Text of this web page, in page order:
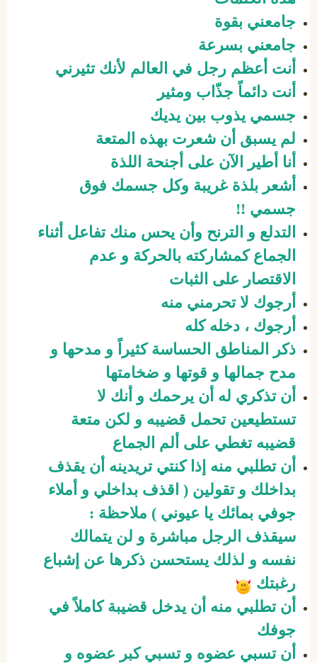
جامعني بقوة
جامعني بسرعة
أنت أعظم رجل في العالم لأنك تثيرني
أنت دائماً جذّاب ومثير
جسمي يذوب بين يديك
لم يسبق أن شعرت بهذه المتعة
أنا أطير الآن على أجنحة اللذة
أشعر بلذة غريبة وكل جسمك فوق
جسمي !!
التدلع و الترنح وأن يحس منك تفاعل أثناء
الجماع كمشاركته بالحركة و عدم
الاقتصار على الثبات
أرجوك لا تحرمني منه
أرجوك ، دخله كله
ذكر المناطق الحساسة كثيراً و مدحها و
مدح جمالها و قوتها و ضخامتها
أن تذكري له أن يرحمك و أنك لا
تستطيعين تحمل قضيبه و لكن متعة
قضيبه تغطي على ألم الجماع
أن تطلبي منه إذا كنتي تريدينه أن يقذف
بداخلك و تقولين ( اقذف بداخلي و أملاء
جوفي بمائك يا عيوني ) ملاحظة :
سيقذف الرجل مباشرة و لن يتمالك
نفسه و لذلك يستحسن ذكرها عن إشباع
رغبتك
أن تطلبي منه أن يدخل قضيبة كاملاً في
جوفك
أن تسبي عضوه و تسبي كبر عضوه و